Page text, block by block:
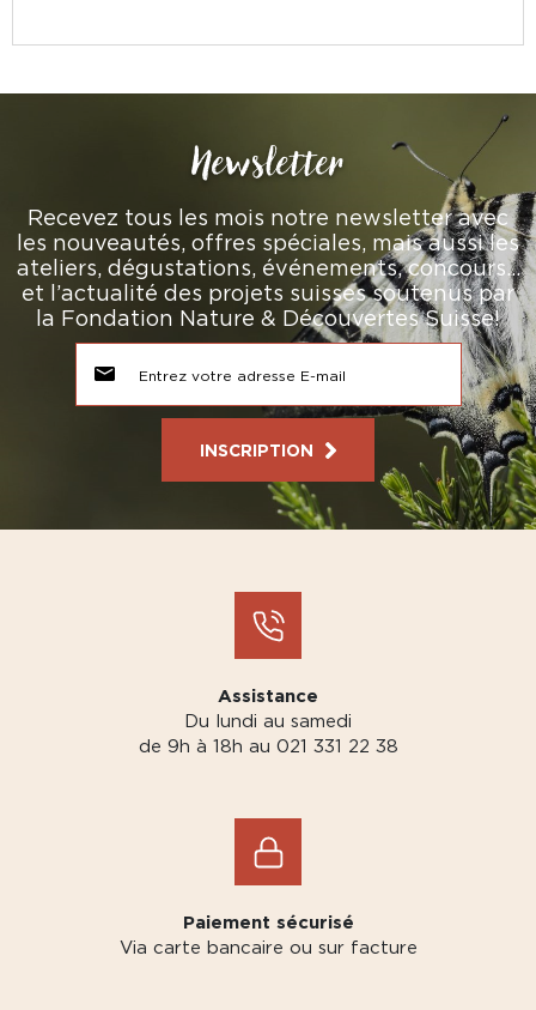
Newsletter
Recevez tous les mois notre newsletter avec
les nouveautés, offres spéciales, mais aussi les
ateliers, dégustations, événements, concours…
et l’actualité des projets suisses soutenus par
la Fondation Nature & Découvertes Suisse!
INSCRIPTION
Assistance
Du lundi au samedi
de 9h à 18h au 021 331 22 38
Paiement sécurisé
Via carte bancaire ou sur facture